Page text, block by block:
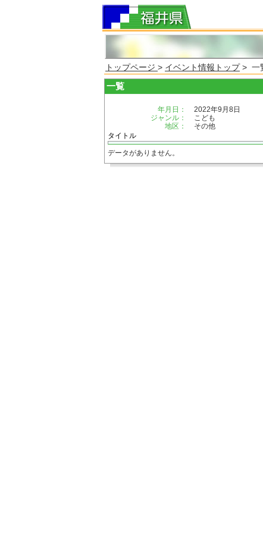
トップページ > イベント情報トップ> 一
一覧
年月日：
2022年9月8日
ジャンル：
こども
地区：
その他
タイトル
データがありません。